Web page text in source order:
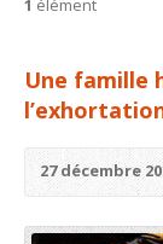
1 élément
Une famille
27 décembre